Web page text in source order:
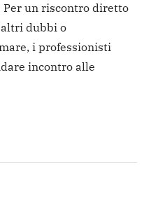
un riscontro diretto
dubbi o
i professionisti
incontro alle